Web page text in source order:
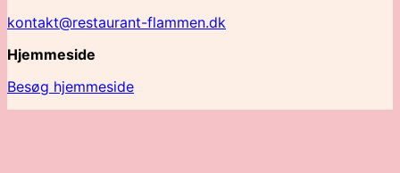
kontakt@restaurant-flammen.dk
Hjemmeside
Besøg hjemmeside